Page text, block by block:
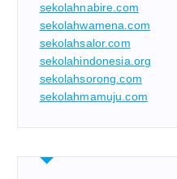
sekolahnabire.com
sekolahwamena.com
sekolahsalor.com
sekolahindonesia.org
sekolahsorong.com
sekolahmamuju.com